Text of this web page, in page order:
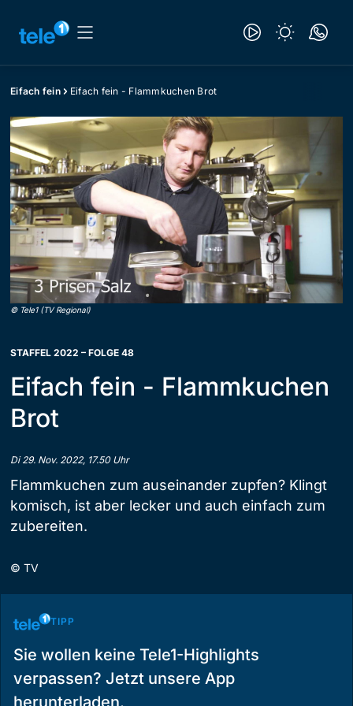
Eifach fein Eifach fein - Flammkuchen Brot
© Tele1 (TV Regional)
STAFFEL 2022 – FOLGE 48
Eifach fein - Flammkuchen
Brot
Di 29. Nov. 2022, 17.50 Uhr
Flammkuchen zum auseinander zupfen? Klingt
komisch, ist aber lecker und auch einfach zum
zubereiten.
© TV
TIPP
Sie wollen keine Tele1-Highlights
verpassen? Jetzt unsere App